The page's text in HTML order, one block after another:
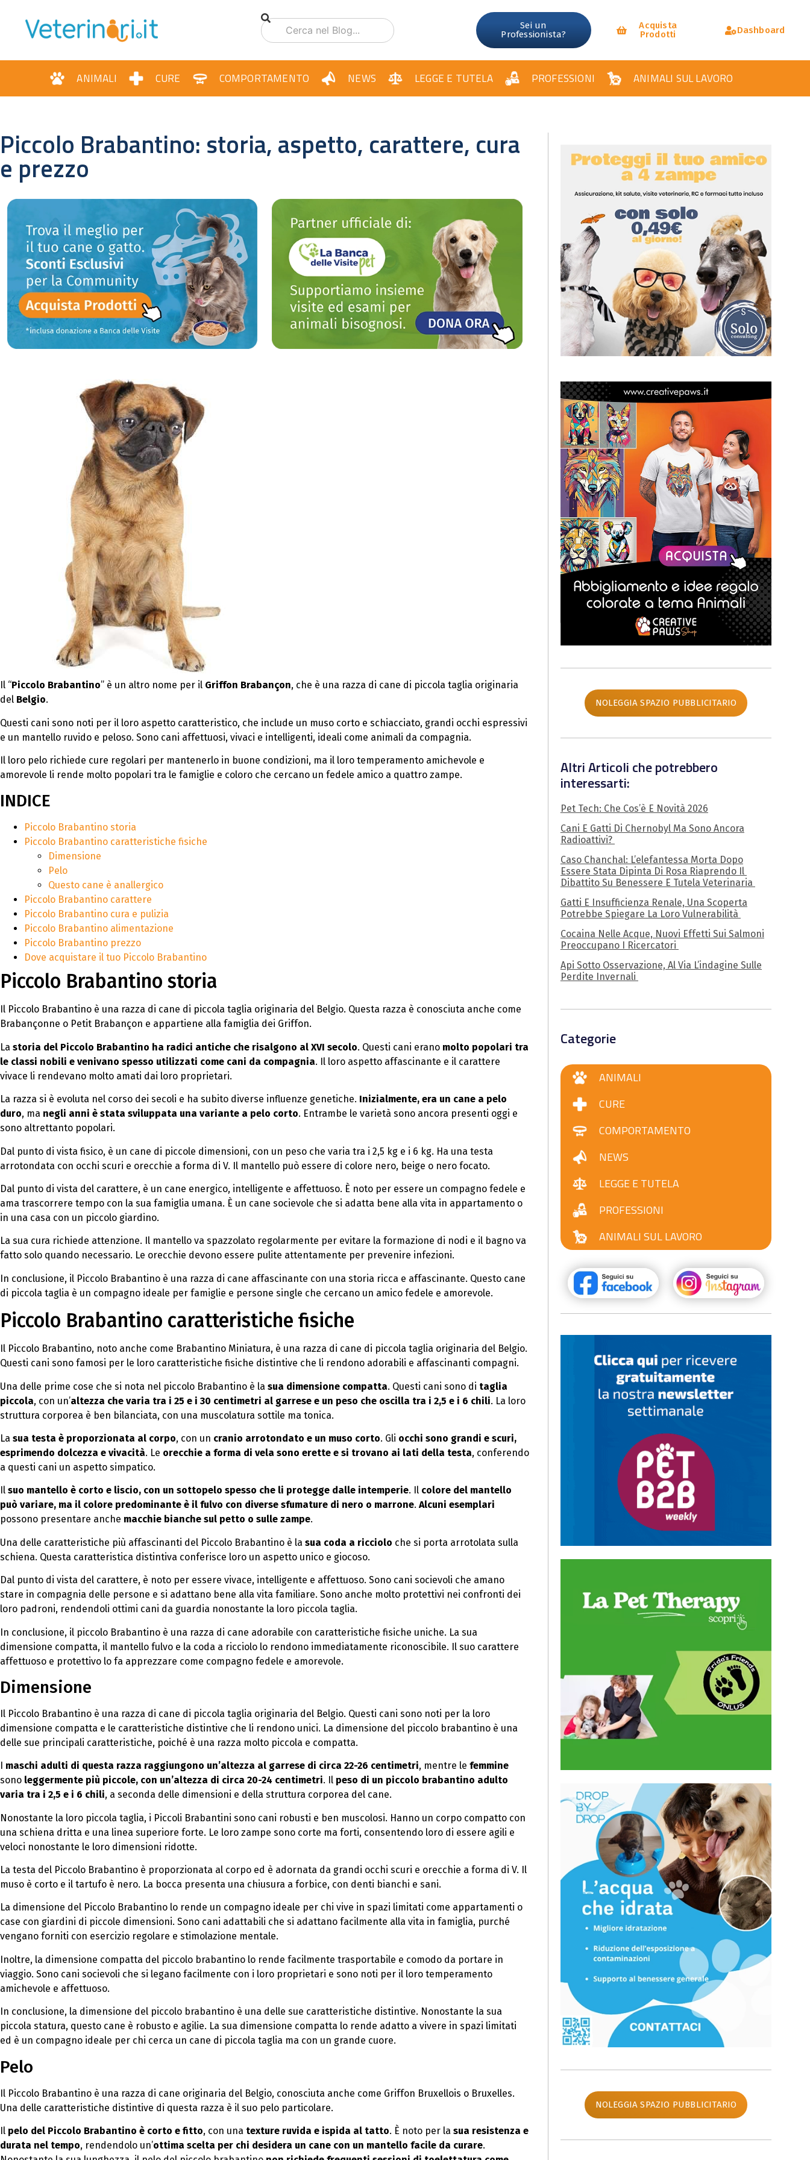
Sei un
Professionista?
Acquista
Prodotti
Dashboard
ANIMALI CURE COMPORTAMENTO NEWS LEGGE E TUTELA PROFESSIONI ANIMALI SUL LAVORO
Piccolo Brabantino: storia, aspetto, carattere, cura
e prezzo
Il “Piccolo Brabantino” è un altro nome per il Griffon Brabançon, che è una razza di cane di piccola taglia originaria
del Belgio.
Questi cani sono noti per il loro aspetto caratteristico, che include un muso corto e schiacciato, grandi occhi espressivi
e un mantello ruvido e peloso. Sono cani affettuosi, vivaci e intelligenti, ideali come animali da compagnia.
Il loro pelo richiede cure regolari per mantenerlo in buone condizioni, ma il loro temperamento amichevole e
amorevole li rende molto popolari tra le famiglie e coloro che cercano un fedele amico a quattro zampe.
INDICE
Piccolo Brabantino storia
Piccolo Brabantino caratteristiche fisiche
Dimensione
Pelo
Questo cane è anallergico
Piccolo Brabantino carattere
Piccolo Brabantino cura e pulizia
Piccolo Brabantino alimentazione
Piccolo Brabantino prezzo
Dove acquistare il tuo Piccolo Brabantino
Piccolo Brabantino storia
Il Piccolo Brabantino è una razza di cane di piccola taglia originaria del Belgio. Questa razza è conosciuta anche come
Brabançonne o Petit Brabançon e appartiene alla famiglia dei Griffon.
La storia del Piccolo Brabantino ha radici antiche che risalgono al XVI secolo. Questi cani erano molto popolari tra
le classi nobili e venivano spesso utilizzati come cani da compagnia. Il loro aspetto affascinante e il carattere
vivace li rendevano molto amati dai loro proprietari.
La razza si è evoluta nel corso dei secoli e ha subito diverse influenze genetiche. Inizialmente, era un cane a pelo
duro, ma negli anni è stata sviluppata una variante a pelo corto. Entrambe le varietà sono ancora presenti oggi e
sono altrettanto popolari.
Dal punto di vista fisico, è un cane di piccole dimensioni, con un peso che varia tra i 2,5 kg e i 6 kg. Ha una testa
arrotondata con occhi scuri e orecchie a forma di V. Il mantello può essere di colore nero, beige o nero focato.
Dal punto di vista del carattere, è un cane energico, intelligente e affettuoso. È noto per essere un compagno fedele e
ama trascorrere tempo con la sua famiglia umana. È un cane socievole che si adatta bene alla vita in appartamento o
in una casa con un piccolo giardino.
La sua cura richiede attenzione. Il mantello va spazzolato regolarmente per evitare la formazione di nodi e il bagno va
fatto solo quando necessario. Le orecchie devono essere pulite attentamente per prevenire infezioni.
In conclusione, il Piccolo Brabantino è una razza di cane affascinante con una storia ricca e affascinante. Questo cane
di piccola taglia è un compagno ideale per famiglie e persone single che cercano un amico fedele e amorevole.
Piccolo Brabantino caratteristiche fisiche
Il Piccolo Brabantino, noto anche come Brabantino Miniatura, è una razza di cane di piccola taglia originaria del Belgio.
Questi cani sono famosi per le loro caratteristiche fisiche distintive che li rendono adorabili e affascinanti compagni.
Una delle prime cose che si nota nel piccolo Brabantino è la sua dimensione compatta. Questi cani sono di taglia
piccola, con un’altezza che varia tra i 25 e i 30 centimetri al garrese e un peso che oscilla tra i 2,5 e i 6 chili. La loro
struttura corporea è ben bilanciata, con una muscolatura sottile ma tonica.
La sua testa è proporzionata al corpo, con un cranio arrotondato e un muso corto. Gli occhi sono grandi e scuri,
esprimendo dolcezza e vivacità. Le orecchie a forma di vela sono erette e si trovano ai lati della testa, conferendo
a questi cani un aspetto simpatico.
Il suo mantello è corto e liscio, con un sottopelo spesso che li protegge dalle intemperie. Il colore del mantello
può variare, ma il colore predominante è il fulvo con diverse sfumature di nero o marrone. Alcuni esemplari
possono presentare anche macchie bianche sul petto o sulle zampe.
Una delle caratteristiche più affascinanti del Piccolo Brabantino è la sua coda a ricciolo che si porta arrotolata sulla
schiena. Questa caratteristica distintiva conferisce loro un aspetto unico e giocoso.
Dal punto di vista del carattere, è noto per essere vivace, intelligente e affettuoso. Sono cani socievoli che amano
stare in compagnia delle persone e si adattano bene alla vita familiare. Sono anche molto protettivi nei confronti dei
loro padroni, rendendoli ottimi cani da guardia nonostante la loro piccola taglia.
In conclusione, il piccolo Brabantino è una razza di cane adorabile con caratteristiche fisiche uniche. La sua
dimensione compatta, il mantello fulvo e la coda a ricciolo lo rendono immediatamente riconoscibile. Il suo carattere
affettuoso e protettivo lo fa apprezzare come compagno fedele e amorevole.
Dimensione
Il Piccolo Brabantino è una razza di cane di piccola taglia originaria del Belgio. Questi cani sono noti per la loro
dimensione compatta e le caratteristiche distintive che li rendono unici. La dimensione del piccolo brabantino è una
delle sue principali caratteristiche, poiché è una razza molto piccola e compatta.
maschi adulti di questa razza raggiungono un’altezza al garrese di circa 22-26 centimetri, mentre le femmine
sono leggermente più piccole, con un’altezza di circa 20-24 centimetri. Il peso di un piccolo brabantino adulto
varia tra i 2,5 e i 6 chili, a seconda delle dimensioni e della struttura corporea del cane.
Nonostante la loro piccola taglia, i Piccoli Brabantini sono cani robusti e ben muscolosi. Hanno un corpo compatto con
una schiena dritta e una linea superiore forte. Le loro zampe sono corte ma forti, consentendo loro di essere agili e
veloci nonostante le loro dimensioni ridotte.
La testa del Piccolo Brabantino è proporzionata al corpo ed è adornata da grandi occhi scuri e orecchie a forma di V. Il
muso è corto e il tartufo è nero. La bocca presenta una chiusura a forbice, con denti bianchi e sani.
La dimensione del Piccolo Brabantino lo rende un compagno ideale per chi vive in spazi limitati come appartamenti o
case con giardini di piccole dimensioni. Sono cani adattabili che si adattano facilmente alla vita in famiglia, purché
vengano forniti con esercizio regolare e stimolazione mentale.
Inoltre, la dimensione compatta del piccolo brabantino lo rende facilmente trasportabile e comodo da portare in
viaggio. Sono cani socievoli che si legano facilmente con i loro proprietari e sono noti per il loro temperamento
amichevole e affettuoso.
In conclusione, la dimensione del piccolo brabantino è una delle sue caratteristiche distintive. Nonostante la sua
piccola statura, questo cane è robusto e agilie. La sua dimensione compatta lo rende adatto a vivere in spazi limitati
ed è un compagno ideale per chi cerca un cane di piccola taglia ma con un grande cuore.
Pelo
Il Piccolo Brabantino è una razza di cane originaria del Belgio, conosciuta anche come Griffon Bruxellois o Bruxelles.
Una delle caratteristiche distintive di questa razza è il suo pelo particolare.
Il pelo del Piccolo Brabantino è corto e fitto, con una texture ruvida e ispida al tatto. È noto per la sua resistenza e
durata nel tempo, rendendolo un’ottima scelta per chi desidera un cane con un mantello facile da curare.
NOLEGGIA SPAZIO PUBBLICITARIO
Altri Articoli che potrebbero
interessarti:
Pet Tech: Che Cos’è E Novità 2026
Cani E Gatti Di Chernobyl Ma Sono Ancora
Radioattivi?
Caso Chanchal: L’elefantessa Morta Dopo
Essere Stata Dipinta Di Rosa Riaprendo Il
Dibattito Su Benessere E Tutela Veterinaria
Gatti E Insufficienza Renale, Una Scoperta
Potrebbe Spiegare La Loro Vulnerabilità
Cocaina Nelle Acque, Nuovi Effetti Sui Salmoni
Preoccupano I Ricercatori
Api Sotto Osservazione, Al Via L’indagine Sulle
Perdite Invernali
Categorie
ANIMALI
CURE
COMPORTAMENTO
NEWS
LEGGE E TUTELA
PROFESSIONI
ANIMALI SUL LAVORO
NOLEGGIA SPAZIO PUBBLICITARIO